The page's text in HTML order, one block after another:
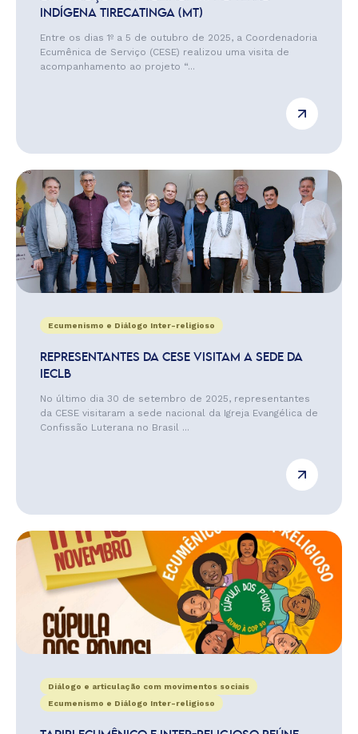
INDÍGENA TIRECATINGA (MT)
Entre os dias 1º a 5 de outubro de 2025, a Coordenadoria
Ecumênica de Serviço (CESE) realizou uma visita de
acompanhamento ao projeto “...
Ecumenismo e Diálogo Inter-religioso
REPRESENTANTES DA CESE VISITAM A SEDE DA
IECLB
No último dia 30 de setembro de 2025, representantes
da CESE visitaram a sede nacional da Igreja Evangélica de
Confissão Luterana no Brasil ...
Diálogo e articulação com movimentos sociais
Ecumenismo e Diálogo Inter-religioso